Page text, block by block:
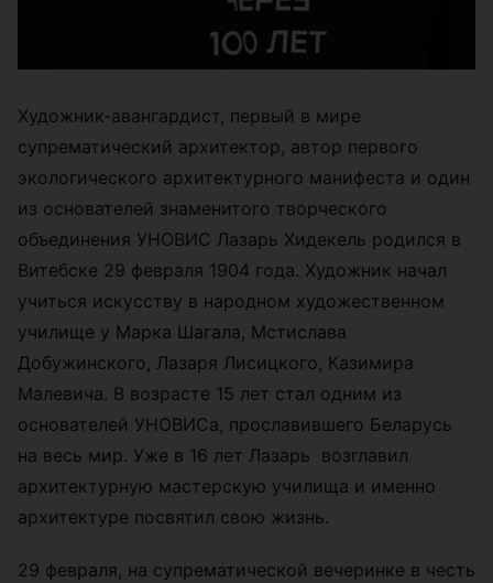
Художник-авангардист, первый в мире
супрематический архитектор, автор первого
экологического архитектурного манифеста и один
из основателей знаменитого творческого
объединения УНОВИС Лазарь Хидекель родился в
Витебске 29 февраля ­1904 года. Художник начал
учиться искусству в народном художественном
училище у Марка Шагала, Мстислава
Добужинского, Лазаря Лисицкого, Казимира
Малевича. В возрасте 15 лет стал одним из
основателей УНОВИСа, прославившего Беларусь
на весь мир. Уже в 16 лет Лазарь возглавил
архитектурную мастерскую училища и именно
архитектуре посвятил свою жизнь.
29 февраля, на супрематической вечеринке в честь